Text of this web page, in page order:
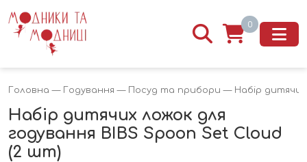
0
Головна — Годування — Посуд та прибори — Набір
Набір дитячих ложок для
годування BIBS Spoon Set Cloud
(2 шт)